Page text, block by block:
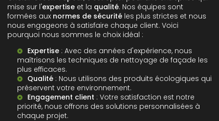
mise sur l'expertise et la qualité. Nos équipes sont
formées aux normes de sécurité les plus strictes et nous
nous engageons à satisfaire chaque client. Voici
pourquoi nous sommes le choix idéal :
Expertise : Avec des années d'expérience, nous
maîtrisons les techniques de nettoyage de façade les
plus efficaces.
Qualité : Nous utilisons des produits écologiques qui
préservent votre environnement.
Engagement client : Votre satisfaction est notre
priorité, nous offrons des solutions personnalisées à
chaque projet.